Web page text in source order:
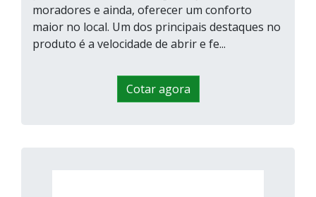
moradores e ainda, oferecer um conforto
maior no local. Um dos principais destaques no
produto é a velocidade de abrir e fe...
Cotar agora